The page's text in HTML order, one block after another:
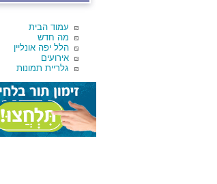
עמוד הבית
מה חדש
הלל יפה אונליין
אירועים
גלריית תמונות